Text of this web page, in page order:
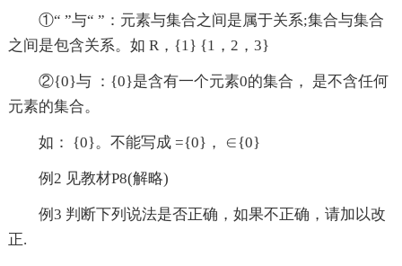
①“ ”与“ ”：元素与集合之间是属于关系;集合与集合
之间是包含关系。如 R，{1} {1，2，3}
②{0}与 ：{0}是含有一个元素0的集合， 是不含任何
元素的集合。
如： {0}。不能写成 ={0}， ∈{0}
例2 见教材P8(解略)
例3 判断下列说法是否正确，如果不正确，请加以改
正.